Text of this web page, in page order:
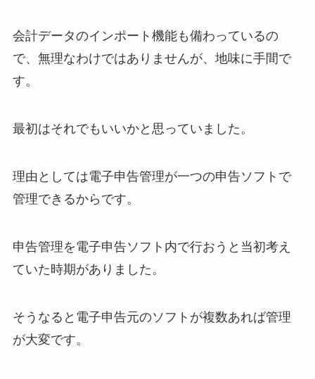
会計データのインポート機能も備わっているの
で、無理なわけではありませんが、地味に手間で
す。
最初はそれでもいいかと思っていました。
理由としては電子申告管理が一つの申告ソフトで
管理できるからです。
申告管理を電子申告ソフト内で行おうと当初考え
ていた時期がありました。
そうなると電子申告元のソフトが複数あれば管理
が大変です。